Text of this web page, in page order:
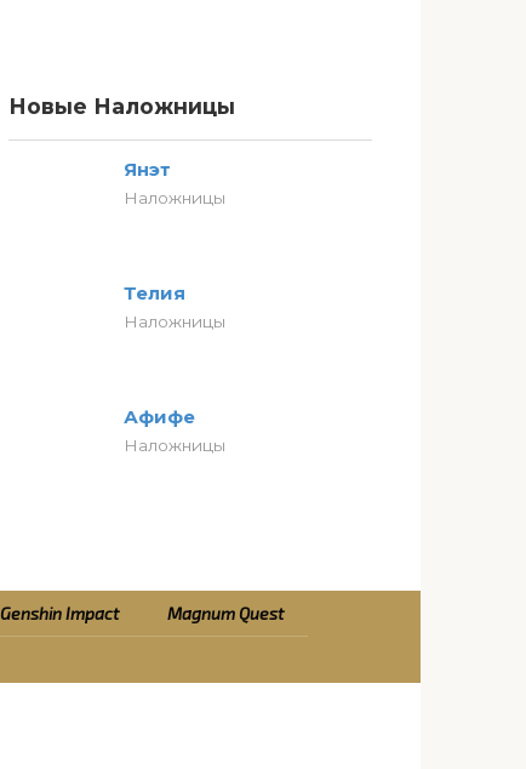
Новые Наложницы
Янэт
Наложницы
Телия
Наложницы
Афифе
Наложницы
Genshin Impact Magnum Quest